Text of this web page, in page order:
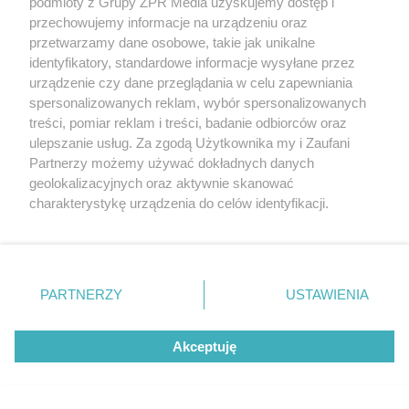
Beninca. Najszybsza, bezpieczna i
przechowujemy informacje na urządzeniu oraz
przetwarzamy dane osobowe, takie jak unikalne
identyfikatory, standardowe informacje wysyłane przez
urządzenie czy dane przeglądania w celu zapewniania
spersonalizowanych reklam, wybór spersonalizowanych
treści, pomiar reklam i treści, badanie odbiorców oraz
ulepszanie usług. Za zgodą Użytkownika my i Zaufani
Partnerzy możemy używać dokładnych danych
geolokalizacyjnych oraz aktywnie skanować
charakterystykę urządzenia do celów identyfikacji.
zmienić/wycofać klikając przycisk ustawień prywatności
znajdujący się w lewym dolnym rogu strony
rodzaje przetwarzania danych nie wymagają zgody
użytkownika, ale masz prawo sprzeciwić się takiemu
przetwarzaniu. Preferencje będą miały zastosowanie tylko
PARTNERZY USTAWIENIA
Akceptuję